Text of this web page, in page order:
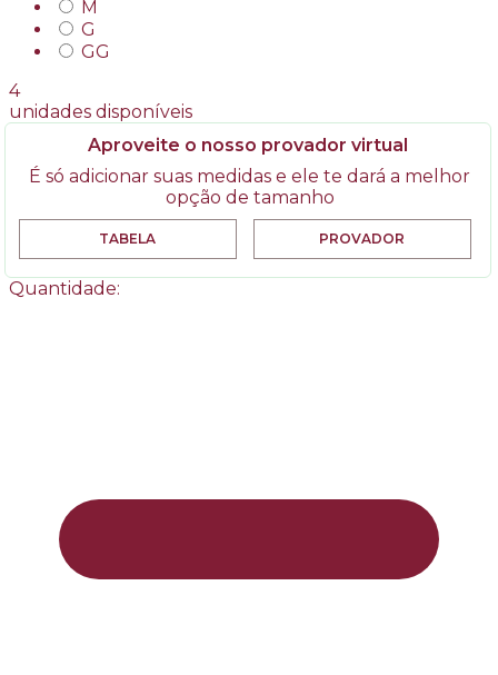
M
G
GG
4
unidades disponíveis
Aproveite o nosso provador virtual
É só adicionar suas medidas e ele te dará a melhor
opção de tamanho
TABELA PROVADOR
Quantidade: